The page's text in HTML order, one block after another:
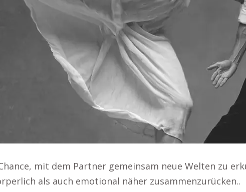
mit dem Partner gemeinsam neue Welten zu
als auch emotional näher zusammenzurücken..